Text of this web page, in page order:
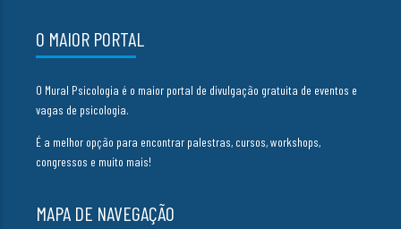
O MAIOR PORTAL
O Mural Psicologia é o maior portal de divulgação gratuita de eventos e
vagas de psicologia.
É a melhor opção para encontrar palestras, cursos, workshops,
congressos e muito mais!
MAPA DE NAVEGAÇÃO